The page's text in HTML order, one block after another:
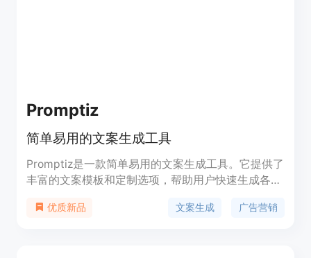
Promptiz
简单易用的文案生成工具
Promptiz是一款简单易用的文案生成工具。它提供了
丰富的文案模板和定制选项，帮助用户快速生成各种
品描述还是社交媒体内容，Promptiz都能为您节省大
优质新品 文案生成 广告营销